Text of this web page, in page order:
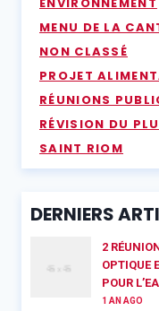
ENVIRONNEMENT
MENU DE LA
NON CLASSÉ
PROJET
RÉUNIONS
RÉVISION DU PLU
SAINT RIOM
DERNIERS
2
OPTIQUE
POUR
1 AN AGO